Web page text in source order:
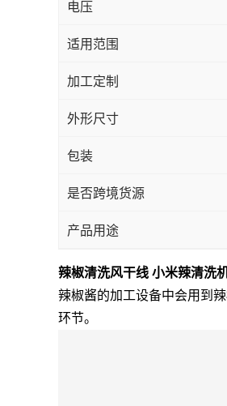
电压
适用范围
加工定制
外形尺寸
包装
是否跨境货源
产品用途
辣椒清洗风干线 小米辣清洗
辣椒酱的加工设备中会用到
环节。